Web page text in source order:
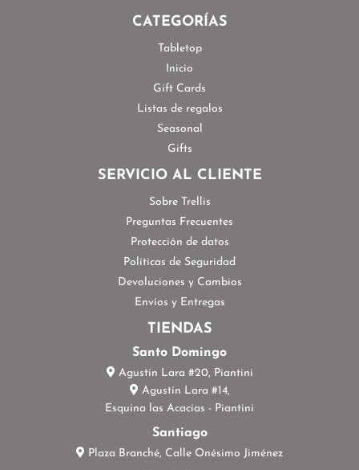
CATEGORÍAS
Tabletop
Inicio
Gift Cards
Listas de regalos
Seasonal
Gifts
SERVICIO AL CLIENTE
Sobre Trellis
Preguntas Frecuentes
Protección de datos
Políticas de Seguridad
Devoluciones y Cambios
Envíos y Entregas
TIENDAS
Santo Domingo
Agustin Lara #20, Piantini
Agustín Lara #14,
Esquina las Acacias - Piantini
Santiago
Plaza Branché, Calle Onésimo Jiménez